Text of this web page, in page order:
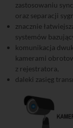
zastosowaniu
oraz separacji
znacznie
systemów
komunikacja
kamerami
z rejestratora,
daleki zasięg